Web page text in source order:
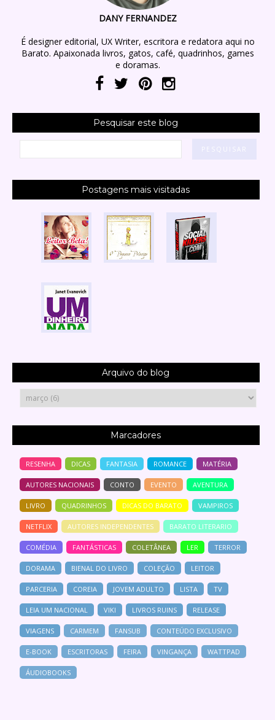
DANY FERNANDEZ
É designer editorial, UX Writer, escritora e redatora aqui no
Barato. Apaixonada livros, gatos, café, quadrinhos, games
e doramas.
Pesquisar este blog
Postagens mais visitadas
Arquivo do blog
Marcadores
RESENHA DICAS FANTASIA ROMANCE MATÉRIA
AUTORES NACIONAIS CONTO EVENTO AVENTURA
LIVRO QUADRINHOS DICAS DO BARATO VAMPIROS
NETFLIX AUTORES INDEPENDENTES BARATO LITERARIO
COMÉDIA FANTÁSTICAS COLETÂNEA LER TERROR
DORAMA BIENAL DO LIVRO COLEÇÃO LEITOR
PARCERIA COREIA JOVEM ADULTO LISTA TV
LEIA UM NACIONAL VIKI LIVROS RUINS RELEASE
VIAGENS CARMEM FANSUB CONTEÚDO EXCLUSIVO
E-BOOK ESCRITORAS FEIRA VINGANÇA WATTPAD
ÁUDIOBOOKS